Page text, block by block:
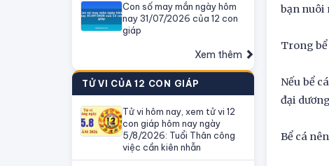
Con số may mắn ngày hôm
nay 31/07/2026 của 12 con
giáp
Xem thêm
TỬ VI CỦA 12 CON GIÁP
Tử vi hôm nay, xem tử vi 12
con giáp hôm nay ngày
5/8/2026: Tuổi Thân công
việc cần kiên nhẫn
bạn nuôi
Trong bể
Nếu bể
đại
Bể cá